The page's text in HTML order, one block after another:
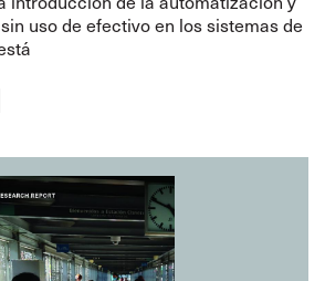
uso de efectivo en los sistemas de